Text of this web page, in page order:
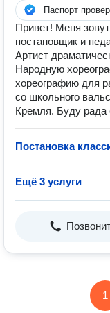
Паспорт
Привет! Меня
постановщик и
Артист
Народную
хореографию для
со школьного
Кремля. Буду рада
Постановка
Ещё 3 услуги
1